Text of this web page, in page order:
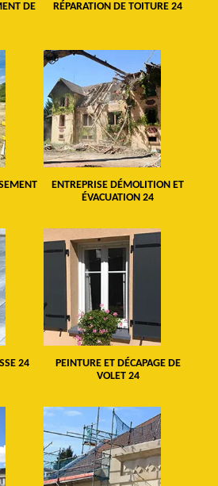
DE
RÉPARATION DE TOITURE 24
ENTREPRISE DÉMOLITION ET
ÉVACUATION 24
24
PEINTURE ET DÉCAPAGE DE
VOLET 24